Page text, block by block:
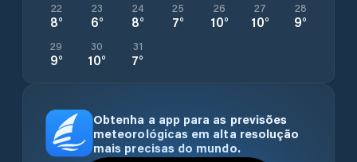
22
8°
23
6°
24
8°
25
7°
26
10°
27
10°
28
9°
29
9°
30
10°
31
7°
Obtenha a app para as previsões
meteorológicas em alta resolução
mais precisas do mundo.